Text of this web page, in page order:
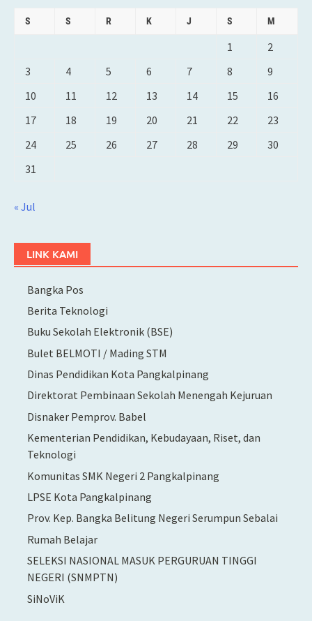
S S R K J S M
1
2
3
4 5 6 7 8
9
10
11 12 13 14 15
16
17
18 19 20 21 22
23
24
25 26 27 28 29
30
31
« Jul
LINK KAMI
Bangka Pos
Berita Teknologi
Buku Sekolah Elektronik (BSE)
Bulet BELMOTI / Mading STM
Dinas Pendidikan Kota Pangkalpinang
Direktorat Pembinaan Sekolah Menengah Kejuruan
Disnaker Pemprov. Babel
Kementerian Pendidikan, Kebudayaan, Riset, dan
Teknologi
Komunitas SMK Negeri 2 Pangkalpinang
LPSE Kota Pangkalpinang
Prov. Kep. Bangka Belitung Negeri Serumpun Sebalai
Rumah Belajar
SELEKSI NASIONAL MASUK PERGURUAN TINGGI
NEGERI (SNMPTN)
SiNoViK